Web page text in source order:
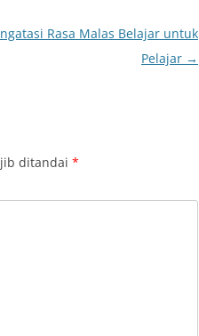
Rasa Malas Belajar untuk
Pelajar →
ditandai *